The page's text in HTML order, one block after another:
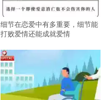
细节在恋爱中有多重要，细节能
打败爱情还能成就爱情